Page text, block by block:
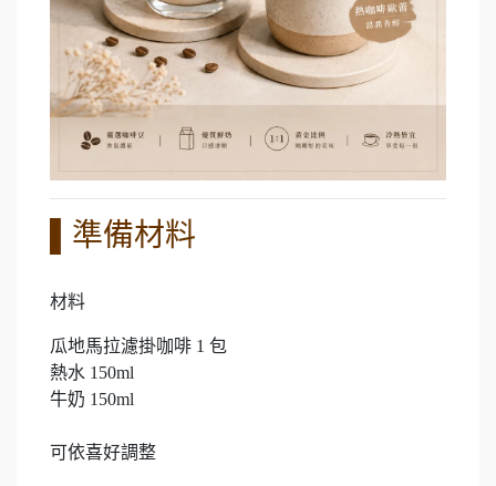
▌準備材料
材料
瓜地馬拉濾掛咖啡 1 包
熱水 150ml
牛奶 150ml
可依喜好調整